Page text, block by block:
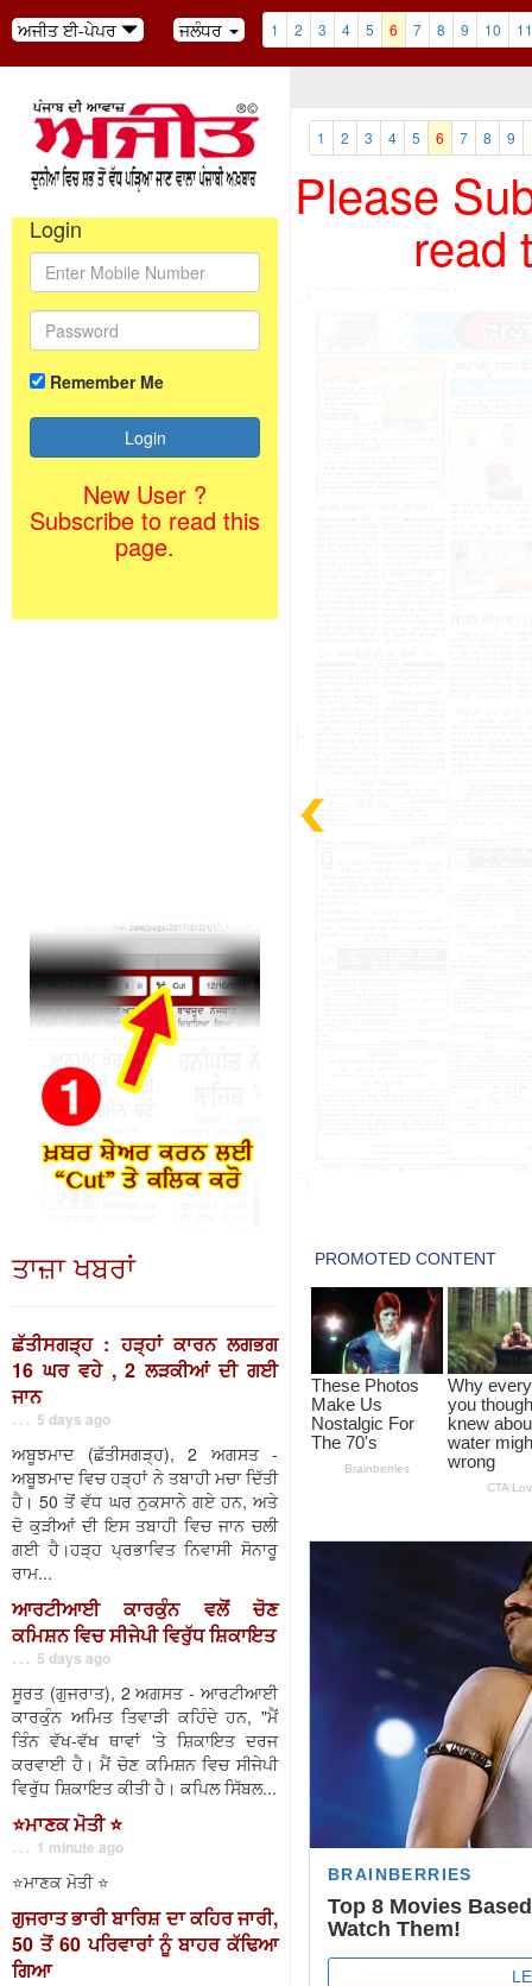
ਅਜੀਤ ਈ-ਪੇਪਰ ਜਲੰਧਰ 1 2 3 4 5 6 7 8 9 10 11
Login
Remember Me
New User ?
Subscribe to read this
page.
ਤਾਜ਼ਾ ਖਬਰਾਂ
ਛੱਤੀਸਗੜ੍ਹ : ਹੜ੍ਹਾਂ ਕਾਰਨ ਲਗਭਗ
16 ਘਰ ਵਹੇ , 2 ਲੜਕੀਆਂ ਦੀ ਗਈ
ਜਾਨ
. . . 5 days ago
ਅਬੂਝਮਾਦ (ਛੱਤੀਸਗੜ੍ਹ), 2 ਅਗਸਤ -
ਅਬੂਝਮਾਦ ਵਿਚ ਹੜ੍ਹਾਂ ਨੇ ਤਬਾਹੀ ਮਚਾ ਦਿੱਤੀ
ਹੈ। 50 ਤੋਂ ਵੱਧ ਘਰ ਨੁਕਸਾਨੇ ਗਏ ਹਨ, ਅਤੇ
ਦੋ ਕੁੜੀਆਂ ਦੀ ਇਸ ਤਬਾਹੀ ਵਿਚ ਜਾਨ ਚਲੀ
ਗਈ ਹੈ।ਹੜ੍ਹ ਪ੍ਰਭਾਵਿਤ ਨਿਵਾਸੀ ਸੋਨਾਰੂ
ਰਾਮ...
ਆਰਟੀਆਈ ਕਾਰਕੁੰਨ ਵਲੋਂ ਚੋਣ
ਕਮਿਸ਼ਨ ਵਿਚ ਸੀਜੇਪੀ ਵਿਰੁੱਧ ਸ਼ਿਕਾਇਤ
. . . 5 days ago
ਸੂਰਤ (ਗੁਜਰਾਤ), 2 ਅਗਸਤ - ਆਰਟੀਆਈ
ਕਾਰਕੁੰਨ ਅਮਿਤ ਤਿਵਾੜੀ ਕਹਿੰਦੇ ਹਨ, "ਮੈਂ
ਤਿੰਨ ਵੱਖ-ਵੱਖ ਥਾਵਾਂ 'ਤੇ ਸ਼ਿਕਾਇਤ ਦਰਜ
ਕਰਵਾਈ ਹੈ। ਮੈਂ ਚੋਣ ਕਮਿਸ਼ਨ ਵਿਚ ਸੀਜੇਪੀ
ਵਿਰੁੱਧ ਸ਼ਿਕਾਇਤ ਕੀਤੀ ਹੈ। ਕਪਿਲ ਸਿੱਬਲ...
⭐️ਮਾਣਕ ਮੋਤੀ ⭐️
. . . 1 minute ago
⭐️ਮਾਣਕ ਮੋਤੀ ⭐️
ਗੁਜਰਾਤ ਭਾਰੀ ਬਾਰਿਸ਼ ਦਾ ਕਹਿਰ ਜਾਰੀ,
50 ਤੋਂ 60 ਪਰਿਵਾਰਾਂ ਨੂੰ ਬਾਹਰ ਕੱਢਿਆ
ਗਿਆ
1 2 3 4 5 6 7 8 9
Please
read